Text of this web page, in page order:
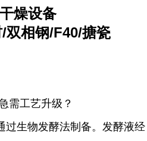
燥设备
双相钢/F40/搪瓷
需工艺升级？
过生物发酵法制备。发酵液经